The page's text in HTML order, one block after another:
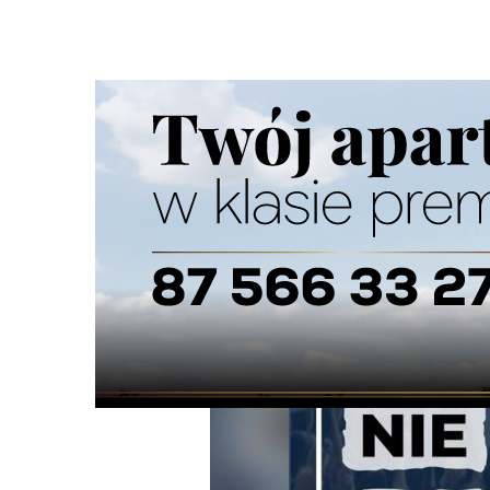
Ścieżka
nawigacyjna
Strona główna
Z ŻYCIA MIASTA 20/08/2025/ 37 Komentarzy
Konfederacja organizuje protesty ws.